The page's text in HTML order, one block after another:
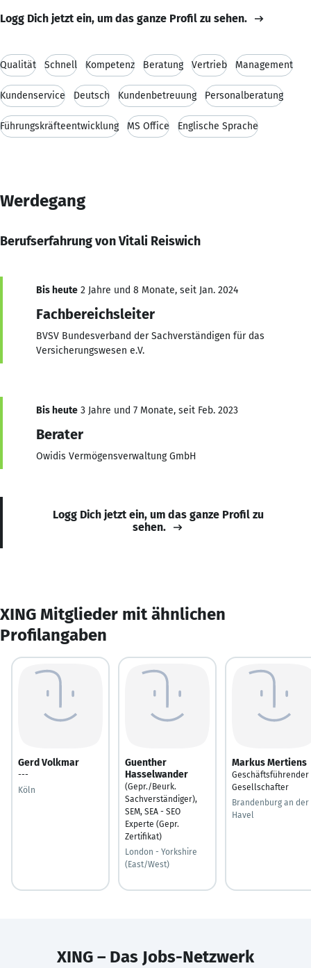
Logg Dich jetzt ein, um das ganze Profil zu sehen.
Qualität Schnell Kompetenz Beratung Vertrieb Management
Kundenservice Deutsch Kundenbetreuung Personalberatung
Führungskräfteentwicklung MS Office Englische Sprache
Werdegang
Berufserfahrung von Vitali Reiswich
Bis heute 2 Jahre und 8 Monate, seit Jan. 2024
Fachbereichsleiter
BVSV Bundesverband der Sachverständigen für das
Versicherungswesen e.V.
Bis heute 3 Jahre und 7 Monate, seit Feb. 2023
Berater
Owidis Vermögensverwaltung GmbH
Logg Dich jetzt ein, um das ganze Profil zu
sehen.
XING Mitglieder mit ähnlichen
Profilangaben
Gerd Volkmar
---
Köln
Guenther
Hasselwander
(Gepr./Beurk.
Sachverständiger),
SEM, SEA - SEO
Experte (Gepr.
Zertifikat)
London - Yorkshire
(East/West)
Markus Mertiens
Geschäftsführender
Gesellschafter
Brandenburg an der
Havel
XING – Das Jobs-Netzwerk